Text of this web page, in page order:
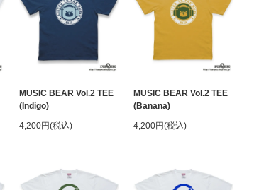
MUSIC BEAR Vol.2 TEE
(Indigo)
4,200円(税込)
MUSIC BEAR Vol.2 TEE
(Banana)
4,200円(税込)